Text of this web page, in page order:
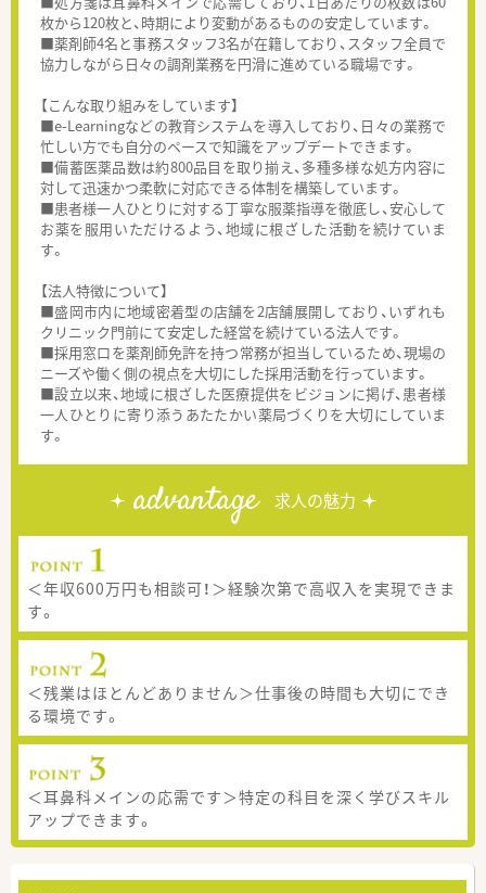
枚から120枚と、時期により変動があるものの安定しています。
■薬剤師4名と事務スタッフ3名が在籍しており、スタッフ全員で
協力しながら日々の調剤業務を円滑に進めている職場です。
【こんな取り組みをしています】
■e-Learningなどの教育システムを導入しており、日々の業務で
忙しい方でも自分のペースで知識をアップデートできます。
■備蓄医薬品数は約800品目を取り揃え、多種多様な処方内容に
対して迅速かつ柔軟に対応できる体制を構築しています。
■患者様一人ひとりに対する丁寧な服薬指導を徹底し、安心して
お薬を服用いただけるよう、地域に根ざした活動を続けていま
す。
【法人特徴について】
■盛岡市内に地域密着型の店舗を2店舗展開しており、いずれも
クリニック門前にて安定した経営を続けている法人です。
■採用窓口を薬剤師免許を持つ常務が担当しているため、現場の
ニーズや働く側の視点を大切にした採用活動を行っています。
■設立以来、地域に根ざした医療提供をビジョンに掲げ、患者様
一人ひとりに寄り添うあたたかい薬局づくりを大切にしていま
す。
advantage 求人の魅力
＜年収600万円も相談可！＞経験次第で高収入を実現できま
す。
＜残業はほとんどありません＞仕事後の時間も大切にでき
る環境です。
＜耳鼻科メインの応需です＞特定の科目を深く学びスキル
アップできます。